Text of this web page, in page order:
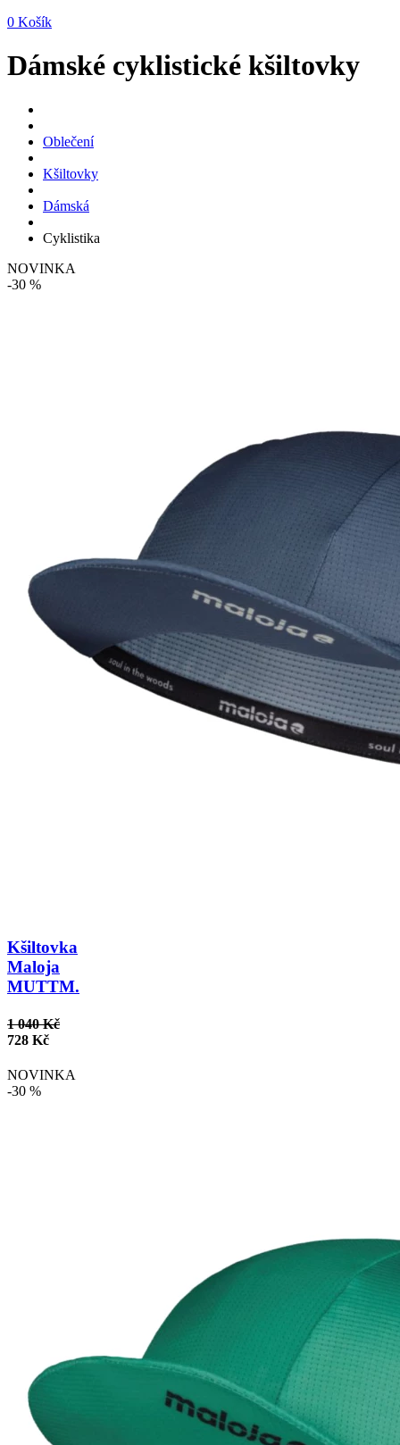
0 Košík
Dámské cyklistické kšiltovky
Oblečení
Kšiltovky
Dámská
Cyklistika
NOVINKA
-30 %
Kšiltovka
Maloja
MUTTM.
1 040 Kč
728 Kč
NOVINKA
-30 %